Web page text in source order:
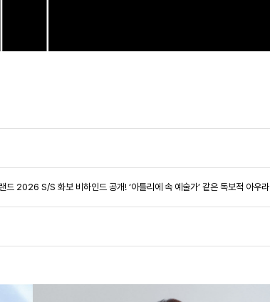
2026 S/S 화보 비하인드 공개! ‘아틀리에 속 예술가’ 같은 독보적 아우라